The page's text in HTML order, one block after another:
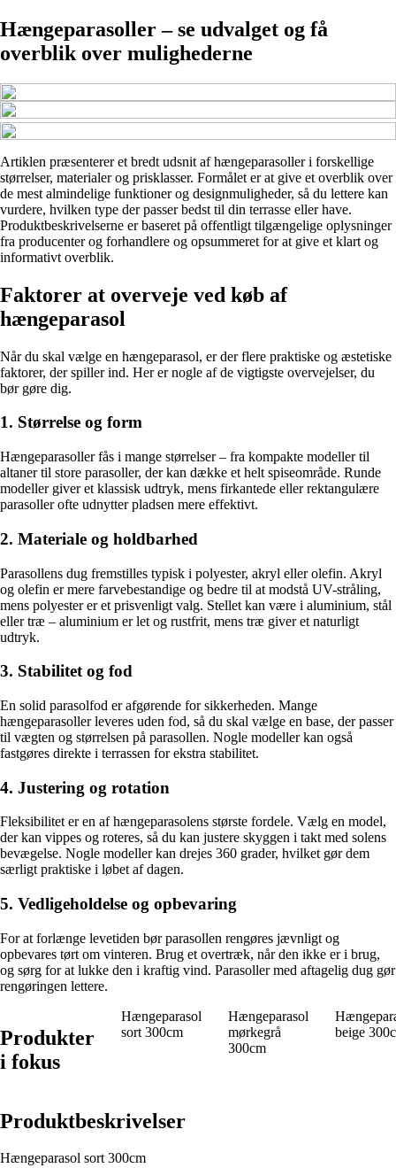
Hængeparasoller – se udvalget og få
overblik over mulighederne
Artiklen præsenterer et bredt udsnit af hængeparasoller i forskellige
størrelser, materialer og prisklasser. Formålet er at give et overblik over
de mest almindelige funktioner og designmuligheder, så du lettere kan
vurdere, hvilken type der passer bedst til din terrasse eller have.
Produktbeskrivelserne er baseret på offentligt tilgængelige oplysninger
fra producenter og forhandlere og opsummeret for at give et klart og
informativt overblik.
Faktorer at overveje ved køb af
hængeparasol
Når du skal vælge en hængeparasol, er der flere praktiske og æstetiske
faktorer, der spiller ind. Her er nogle af de vigtigste overvejelser, du
bør gøre dig.
1. Størrelse og form
Hængeparasoller fås i mange størrelser – fra kompakte modeller til
altaner til store parasoller, der kan dække et helt spiseområde. Runde
modeller giver et klassisk udtryk, mens firkantede eller rektangulære
parasoller ofte udnytter pladsen mere effektivt.
2. Materiale og holdbarhed
Parasollens dug fremstilles typisk i polyester, akryl eller olefin. Akryl
og olefin er mere farvebestandige og bedre til at modstå UV-stråling,
mens polyester er et prisvenligt valg. Stellet kan være i aluminium, stål
eller træ – aluminium er let og rustfrit, mens træ giver et naturligt
udtryk.
3. Stabilitet og fod
En solid parasolfod er afgørende for sikkerheden. Mange
hængeparasoller leveres uden fod, så du skal vælge en base, der passer
til vægten og størrelsen på parasollen. Nogle modeller kan også
fastgøres direkte i terrassen for ekstra stabilitet.
4. Justering og rotation
Fleksibilitet er en af hængeparasolens største fordele. Vælg en model,
der kan vippes og roteres, så du kan justere skyggen i takt med solens
bevægelse. Nogle modeller kan drejes 360 grader, hvilket gør dem
særligt praktiske i løbet af dagen.
5. Vedligeholdelse og opbevaring
For at forlænge levetiden bør parasollen rengøres jævnligt og
opbevares tørt om vinteren. Brug et overtræk, når den ikke er i brug,
og sørg for at lukke den i kraftig vind. Parasoller med aftagelig dug gør
rengøringen lettere.
Produkter
i fokus
Hængeparasol
sort 300cm
Hængeparasol
mørkegrå
300cm
beige
Produktbeskrivelser
Hængeparasol sort 300cm